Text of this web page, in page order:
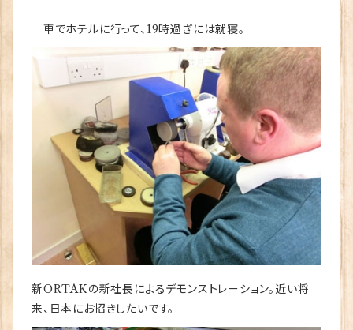
車でホテルに行って、19時過ぎには就寝。
新ORTAKの新社長によるデモンストレーション。近い将
来、日本にお招きしたいです。